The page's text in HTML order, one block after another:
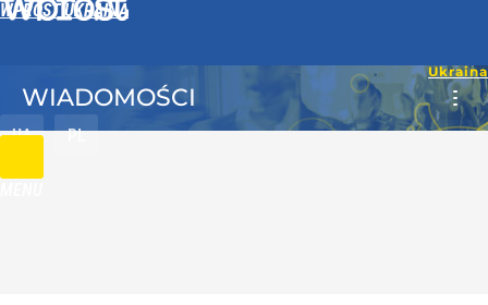
WPROST UKRAINA
UA PL
WIADOMOŚCI